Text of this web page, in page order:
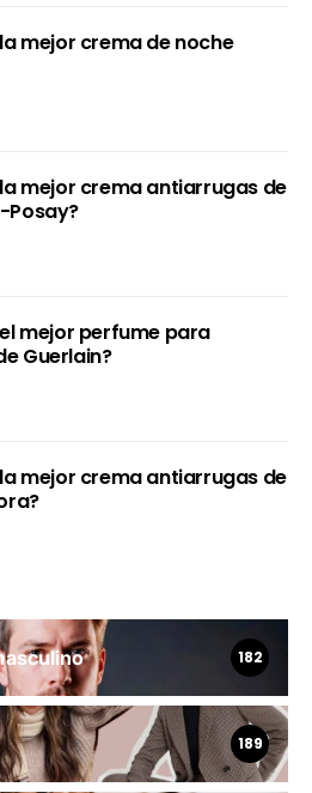
mejor crema de noche
mejor crema antiarrugas de
Posay?
mejor perfume para
Guerlain?
mejor crema antiarrugas de
182
189